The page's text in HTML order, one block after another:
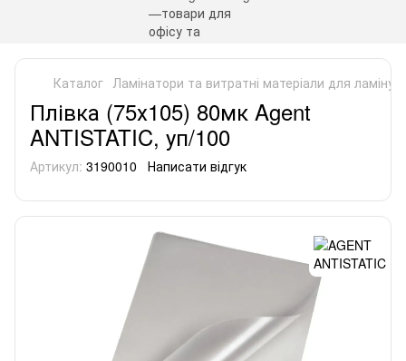
Каталог Ламінатори та витратні матеріали для
Плівка (75х105) 80мк Agent
ANTISTATIC, уп/100
Артикул: 3190010 Написати відгук